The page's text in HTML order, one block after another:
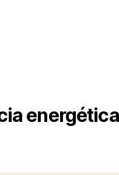
energética